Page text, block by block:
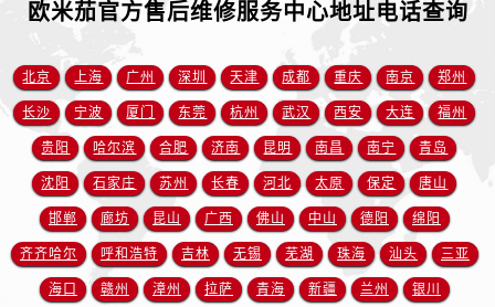
安徽省黄山市屯溪区黄山西路欧米茄售后服务中心（需提前预约）
安徽省马鞍山市雨山区湖南西路欧米茄售后服务中心（需提前预约）
安徽省宿州市埇桥区人民中路欧米茄售后服务中心（需提前预约）
安徽省铜陵市铜官区石城大道欧米茄售后服务中心（需提前预约）
安徽省芜湖市镜湖区中山路步行街欧米茄售后服务中心（需提前预约）
安徽省宣城市宣州区叠嶂西路欧米茄售后服务中心（需提前预约）
福建省龙岩市新罗区九一南路欧米茄售后服务中心（需提前预约）
福建省南平市建阳区人民西路欧米茄售后服务中心（需提前预约）
福建省宁德市蕉城区天湖东路欧米茄售后服务中心（需提前预约）
欧米茄官方售后维修服务中心地址电话查询
北京 上海 广州 深圳 天津 成都 重庆 南京 郑州
长沙 宁波 厦门 东莞 杭州 武汉 西安 大连 福州
贵阳 哈尔滨 合肥 济南 昆明 南昌 南宁 青岛
沈阳 石家庄 苏州 长春 河北 太原 保定 唐山
邯郸 廊坊 昆山 广西 佛山 中山 德阳 绵阳
齐齐哈尔 呼和浩特 吉林 无锡 芜湖 珠海 汕头 三亚
海口 赣州 漳州 拉萨 青海 新疆 兰州 银川